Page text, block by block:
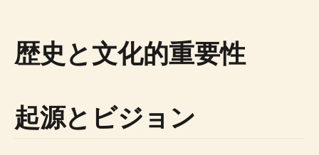
歴史と文化的重要性
起源とビジョン